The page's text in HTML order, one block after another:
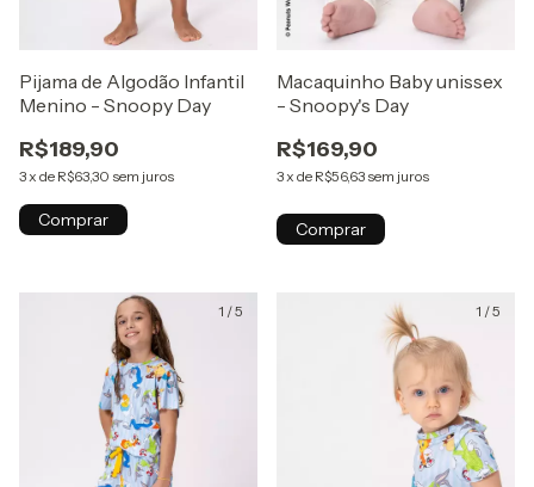
Pijama de Algodão Infantil
Menino - Snoopy Day
R$189,90
3x de R$63,30 sem juros
Comprar
Macaquinho Baby unissex
- Snoopy's Day
R$169,90
3x de R$56,63 sem juros
Comprar
1 /5 1 /5